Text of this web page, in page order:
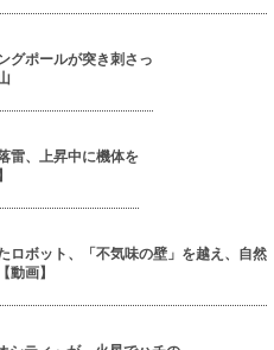
グポールが突き刺さっ
雷、上昇中に機体を
ロボット、「不気味の壁」を越え、自然
動画】